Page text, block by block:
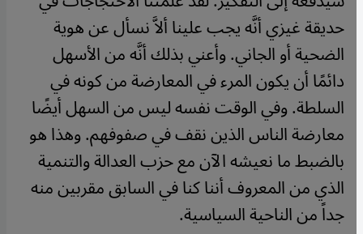
حديقة غيزي أنَّه يجب علينا ألاَّ نسأل عن هوية
الضحية أو الجاني. وأعني بذلك أنَّه من الأسهل
دائمًا أن يكون المرء في المعارضة من كونه في
السلطة. وفي الوقت نفسه ليس من السهل أيضًا
معارضة الناس الذين نقف في صفوفهم. وهذا هو
بالضبط ما نعيشه الآن مع حزب العدالة والتنمية
الذي من المعروف أننا كنا في السابق مقربين منه
جداً من الناحية السياسية.